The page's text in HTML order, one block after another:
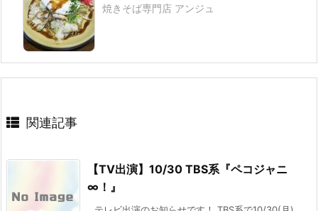
焼きそば専門店 アンジュ
関連記事
【TV出演】10/30 TBS系『ペコジャニ
∞！』